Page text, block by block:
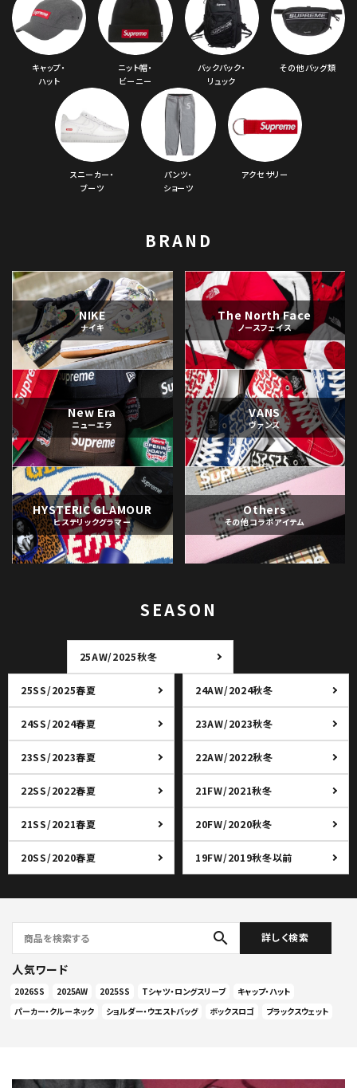
キャップ・
ハット
ニット帽・
ビーニー
バックパック・
リュック
その他バッグ類
スニーカー・
ブーツ
パンツ・
ショーツ
アクセサリー
BRAND
NIKE
ナイキ
The North Face
ノースフェイス
New Era
ニューエラ
VANS
ヴァンズ
HYSTERIC GLAMOUR
ヒステリックグラマー
Others
その他コラボアイテム
SEASON
25AW/2025秋冬
25SS/2025春夏 24AW/2024秋冬
24SS/2024春夏 23AW/2023秋冬
23SS/2023春夏 22AW/2022秋冬
22SS/2022春夏 21FW/2021秋冬
21SS/2021春夏 20FW/2020秋冬
20SS/2020春夏 19FW/2019秋冬以前
search 詳しく検索
人気ワード
2026SS 2025AW 2025SS Tシャツ・ロングスリーブ
キャップ・ハット
パーカー・クルーネック
ショルダー・ウエストバッグ ボックスロゴ ブラックスウェット